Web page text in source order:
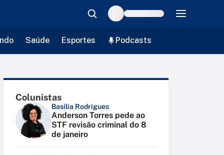
Saúde Esportes Podcasts
Colunistas
Basília Rodrigues
Anderson Torres pede ao
STF revisão criminal do 8
de janeiro